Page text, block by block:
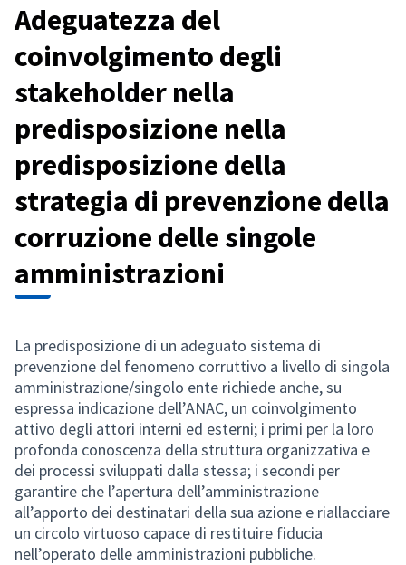
Adeguatezza del
coinvolgimento degli
stakeholder nella
predisposizione nella
predisposizione della
strategia di prevenzione della
corruzione delle singole
amministrazioni
La predisposizione di un adeguato sistema di
prevenzione del fenomeno corruttivo a livello di singola
amministrazione/singolo ente richiede anche, su
espressa indicazione dell’ANAC, un coinvolgimento
attivo degli attori interni ed esterni; i primi per la loro
profonda conoscenza della struttura organizzativa e
dei processi sviluppati dalla stessa; i secondi per
garantire che l’apertura dell’amministrazione
all’apporto dei destinatari della sua azione e riallacciare
un circolo virtuoso capace di restituire fiducia
nell’operato delle amministrazioni pubbliche.